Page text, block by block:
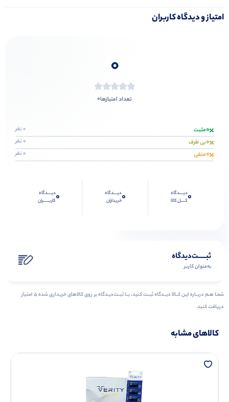
امتیاز و دیدگاه کاربران
0
تعداد امتیازها0
0مثبت 0 نفر
0بی طرف 0 نفر
0منفی 0 نفر
0دیــــدگاه
کــــل کالا
0دیــــدگاه
خریداران
0دیــــدگاه
کاربـــــران
ثبـــــت‌دیدگاه
به‌عنوان کاربر
شمـا هـم دربـاره ایـن کــالا دیــدگاه ثبــت کنید، بــا ثبــت‌دیـدگاه بر روی کالاهای خریداری شده ۵ امتیاز
دریافت کنید.
کالاهای مشابه